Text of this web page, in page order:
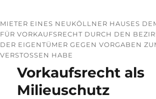
MIETER EINES NEUKÖLLNER HAUSES
FÜR VORKAUFSRECHT DURCH DEN
DER EIGENTÜMER GEGEN VORGABEN
VERSTOSSEN HABE
Vorkaufsrecht als
Milieuschutz